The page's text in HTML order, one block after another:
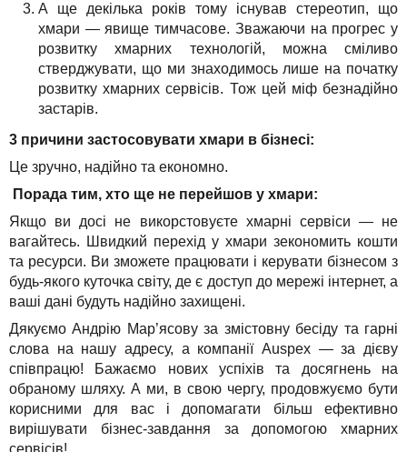
А ще декілька років тому існував стереотип, що
хмари — явище тимчасове. Зважаючи на прогрес у
розвитку хмарних технологій, можна сміливо
стверджувати, що ми знаходимось лише на початку
розвитку хмарних сервісів. Тож цей міф безнадійно
застарів.
3 причини застосовувати хмари в бізнесі:
Це зручно, надійно та економно.
Порада тим, хто ще не перейшов у хмари:
Якщо ви досі не викорстовуєте хмарні сервіси — не
вагайтесь. Швидкий перехід у хмари зекономить кошти
та ресурси. Ви зможете працювати і керувати бізнесом з
будь-якого куточка світу, де є доступ до мережі інтернет, а
ваші дані будуть надійно захищені.
Дякуємо Андрію Мар’ясову за змістовну бесіду та гарні
слова на нашу адресу, а компанії Auspex — за дієву
співпрацю! Бажаємо нових успіхів та досягнень на
обраному шляху. А ми, в свою чергу, продовжуємо бути
корисними для вас і допомагати більш ефективно
вирішувати бізнес-завдання за допомогою хмарних